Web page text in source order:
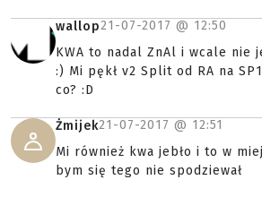
wallop21-07-2017 @ 12:50
KWA to nadal ZnAl i wcale nie
:) Mi pękł v2 Split od RA na
co? :D
Żmijek21-07-2017 @ 12:51
Mi również kwa jebło i to w
bym się tego nie spodziewał